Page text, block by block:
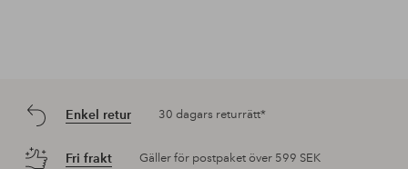
Enkel retur 30 dagars returrätt*
Fri frakt Gäller för postpaket över 599 SEK